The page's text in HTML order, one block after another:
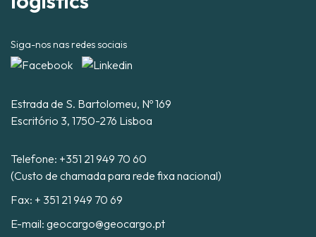
Siga-nos nas redes sociais
Estrada de S. Bartolomeu, Nº 169
Escritório 3, 1750-276 Lisboa
Telefone: +351 21 949 70 60
(Custo de chamada para rede fixa nacional)
Fax: + 351 21 949 70 69
E-mail: geocargo@geocargo.pt